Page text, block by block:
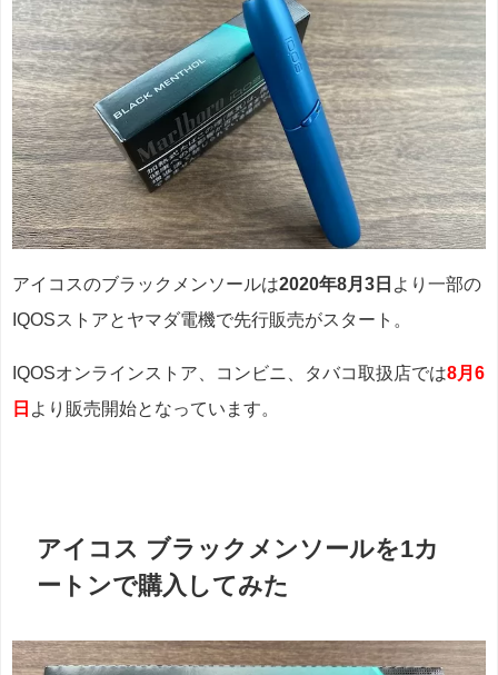
アイコスのブラックメンソールは2020年8月3日 より一部の
IQOSストアとヤマダ電機で先行販売がスタート。
IQOSオンラインストア、コンビニ、タバコ取扱店では8月6
日 より販売開始となっています。
アイコス ブラックメンソールを1カ
ートンで購入してみた